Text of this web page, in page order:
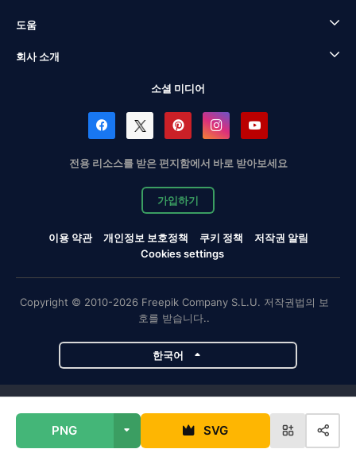
PNG SVG
도움
회사 소개
소셜 미디어
전용 리소스를 받은 편지함에서 바로 받아보세요
가입하기
이용 약관 개인정보 보호정책 쿠키 정책
저작권 알림
Cookies settings
Copyright © 2010-2026 Freepik Company S.L.U. 저작권법의 보
호를 받습니다..
한국어